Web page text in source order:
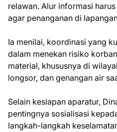
relawan. Alur informasi
agar penanganan di
Ia menilai, koordinasi yang
dalam menekan risiko
material, khususnya di
longsor, dan genangan air
Selain kesiapan aparatur,
pentingnya sosialisasi
langkah-langkah